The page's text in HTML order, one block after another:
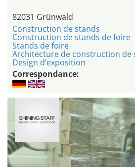
82031 Grünwald
Construction de stands
Construction de stands de foire
Stands de foire
Architecture de construction de
Design d’exposition
Correspondance: